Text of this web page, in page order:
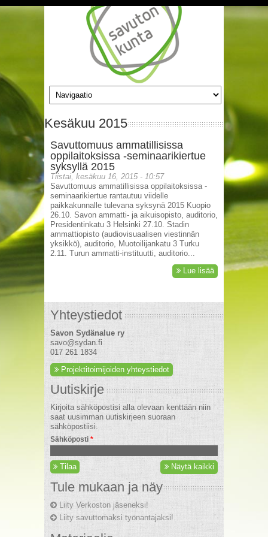
Hyppää pääsisältöön
Kesäkuu 2015
Savuttomuus ammatillisissa
oppilaitoksissa -seminaarikiertue
syksyllä 2015
Tiistai, kesäkuu 16, 2015 - 10:57
Savuttomuus ammatillisissa oppilaitoksissa -
seminaarikiertue rantautuu viidelle
paikkakunnalle tulevana syksynä 2015 Kuopio
26.10. Savon ammatti- ja aikuisopisto, auditorio,
Presidentinkatu 3 Helsinki 27.10. Stadin
ammattiopisto (audiovisuaalisen viestinnän
yksikkö), auditorio, Muotoilijankatu 3 Turku
2.11. Turun ammatti-instituutti, auditorio...
Lue lisää
Yhteystiedot
Savon Sydänalue ry
savo@sydan.fi
017 261 1834
Projektitoimijoiden yhteystiedot
Uutiskirje
Kirjoita sähköpostisi alla olevaan kenttään niin
saat uusimman uutiskirjeen suoraan
sähköpostiisi.
Sähköposti *
Tilaa Näytä kaikki
Tule mukaan ja näy
Liity Verkoston jäseneksi!
Liity savuttomaksi työnantajaksi!